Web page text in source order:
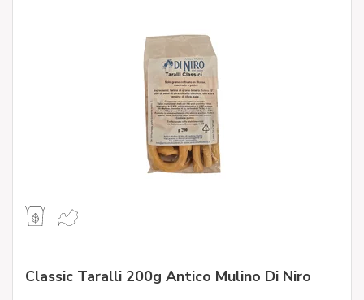
Classic Taralli 200g Antico Mulino Di Niro